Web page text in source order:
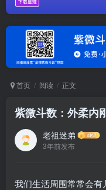
首页 阅读 正文
紫微斗数：外柔内
老祖迷弟
3年前发布
我们生活周围常常会